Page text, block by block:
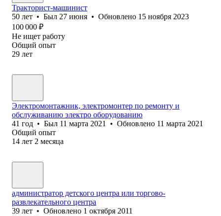
Тракторист-машинист
50 лет • Был 27 июня • Обновлено 15 ноября 2023
100 000 ₽
Не ищет работу
Общий опыт
29 лет
Электромонтажник, электромонтер по ремонту и
обслуживанию электро оборудованию
41 год • Был 11 марта 2021 • Обновлено 11 марта 2021
Общий опыт
14 лет 2 месяца
администратор детского центра или торгово-
развлекательного центра
39 лет • Обновлено 1 октября 2011